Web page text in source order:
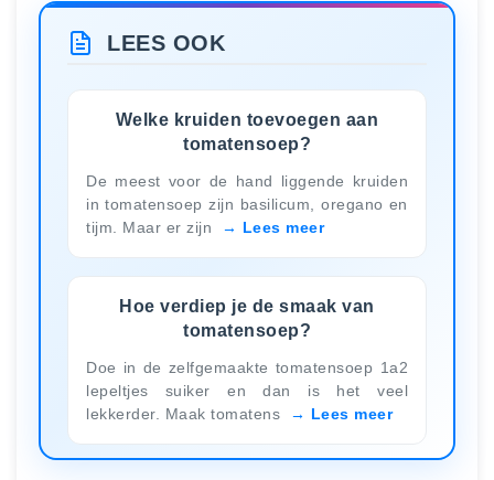
LEES OOK
Welke kruiden toevoegen aan
tomatensoep?
De meest voor de hand liggende kruiden
in tomatensoep zijn basilicum, oregano en
tijm. Maar er zijn
Lees meer
Hoe verdiep je de smaak van
tomatensoep?
Doe in de zelfgemaakte tomatensoep 1a2
lepeltjes suiker en dan is het veel
lekkerder. Maak tomatens
Lees meer